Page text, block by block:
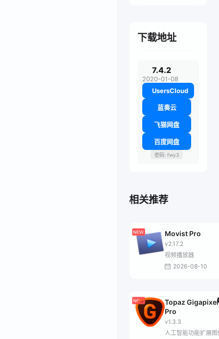
下载地址
7.4.2
2020-01-08
UsersCloud
蓝奏云
飞猫网盘
百度网盘
密码: fwy3
相关推荐
Movist Pro
v2.17.2
视频播放器
2026-08-10
Topaz Gigapixel
Pro
v1.3.3
人工智能功能扩展图